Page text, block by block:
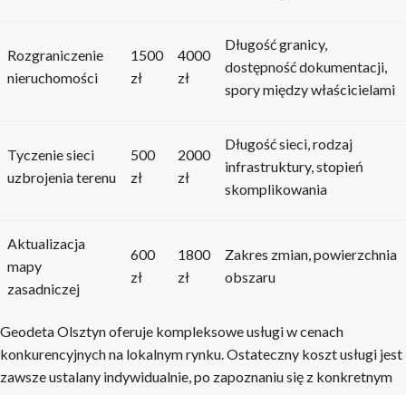
Rozgraniczenie
nieruchomości
1500
zł
4000
zł
Długość granicy,
dostępność dokumentacji,
spory między właścicielami
Tyczenie sieci
uzbrojenia terenu
500
zł
2000
zł
Długość sieci, rodzaj
infrastruktury, stopień
skomplikowania
Aktualizacja
mapy
zasadniczej
600
zł
1800
zł
Zakres zmian, powierzchnia
obszaru
Geodeta Olsztyn oferuje kompleksowe usługi w cenach
konkurencyjnych na lokalnym rynku. Ostateczny koszt usługi jest
zawsze ustalany indywidualnie, po zapoznaniu się z konkretnym